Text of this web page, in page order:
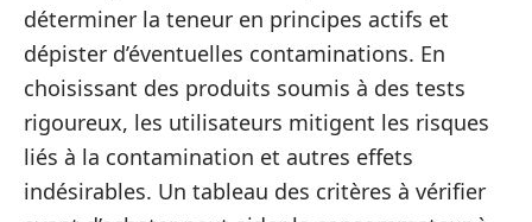
déterminer la teneur en principes actifs et
dépister d’éventuelles contaminations. En
choisissant des produits soumis à des tests
rigoureux, les utilisateurs mitigent les risques
liés à la contamination et autres effets
indésirables. Un tableau des critères à vérifier